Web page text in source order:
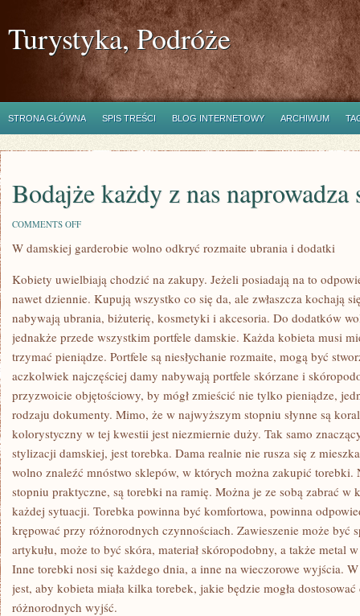
Turystyka, Podróże
STRONA GŁÓWNA SPIS TREŚCI BLOG INTERNETOWY ARCHIWUM
Bodajże każdy z nas naprowadza
COMMENTS OFFON
KAŻDY
NAPROWADZA
SOBIE
W damskiej garderobie wolno odkryć rozmaite ubrania i dodatki
Kobiety uwielbiają chodzić na zakupy. Jeżeli posiadają na to
nawet dziennie. Kupują wszystko co się da, ale zwłaszcza kochają
nabywają ubrania, biżuterię, kosmetyki i akcesoria. Do dodatków
jednakże przede wszystkim portfele damskie. Każda kobieta musi
trzymać pieniądze. Portfele są niesłychanie rozmaite, mogą być
aczkolwiek najczęściej damy nabywają portfele skórzane i
przyzwoicie objętościowy, by mógł zmieścić nie tylko pieniądze,
rodzaju dokumenty. Mimo, że w najwyższym stopniu słynne są
kolorystyczny w tej kwestii jest niezmiernie duży. Tak samo
stylizacji damskiej, jest torebka. Dama realnie nie rusza się z
wolno znaleźć mnóstwo sklepów, w których można zakupić torebki.
stopniu praktyczne, są torebki na ramię. Można je ze sobą zabrać w
każdej sytuacji. Torebka powinna być komfortowa, powinna
krępować przy różnorodnych czynnościach. Zawieszenie może być
artykułu, może to być skóra, materiał skóropodobny, a także metal
Inne torebki nosi się każdego dnia, a inne na wieczorowe wyjścia.
jest, aby kobieta miała kilka torebek, jakie będzie mogła
różnorodnych wyjść.